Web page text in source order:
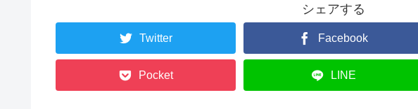
シェアする
Twitter Facebook
Pocket LINE